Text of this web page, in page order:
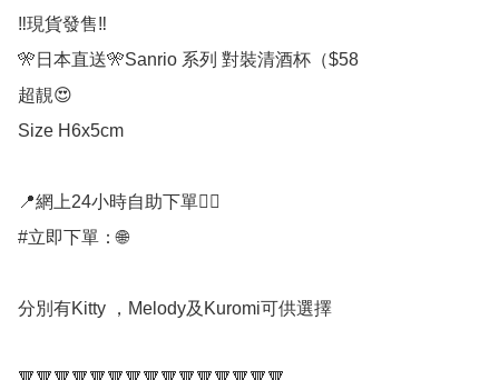
‼️現貨發售‼️
🎌日本直送🎌Sanrio 系列 對裝清酒杯（$58
超靚😍
Size H6x5cm
📍網上24小時自助下單👍🏻
#立即下單：🌐
分別有Kitty ，Melody及Kuromi可供選擇